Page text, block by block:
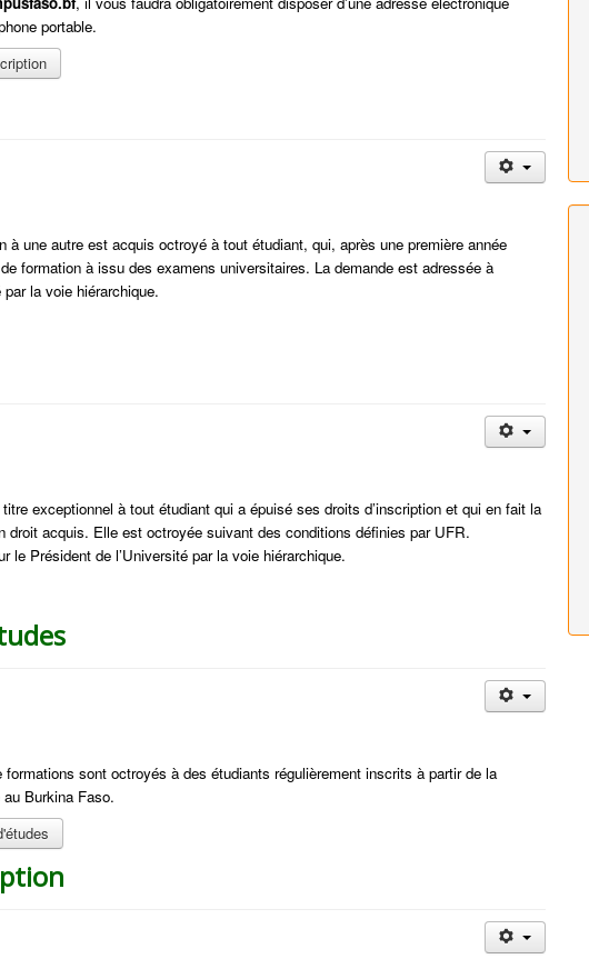
portable.
à une autre est acquis octroyé à tout étudiant, qui, après une première année
formation à issu des examens universitaires. La demande est adressée à
la voie hiérarchique.
exceptionnel à tout étudiant qui a épuisé ses droits d’inscription et qui en fait la
droit acquis. Elle est octroyée suivant des conditions définies par UFR.
le Président de l’Université par la voie hiérarchique.
formations sont octroyés à des étudiants régulièrement inscrits à partir de la
Burkina Faso.